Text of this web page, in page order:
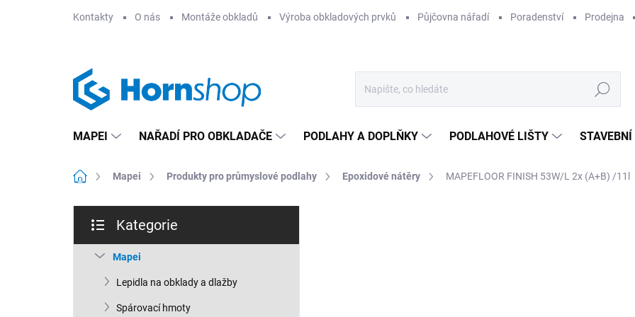
Kontakty O nás Montáže obkladů Výroba obkladových prvků Půjčovna nářadí Poradenství Prodejna
Hledat
MAPEI NAŘADÍ PRO OBKLADAČE PODLAHY A DOPLŇKY PODLAHOVÉ LIŠTY
Domů Mapei Produkty pro průmyslové podlahy Epoxidové nátěry MAPEFLOOR FINISH 53W/L 2x (A+B) /11l
s
kategorie
Kategorie
Mapei
Lepidla na obklady a dlažby
Spárovací hmoty